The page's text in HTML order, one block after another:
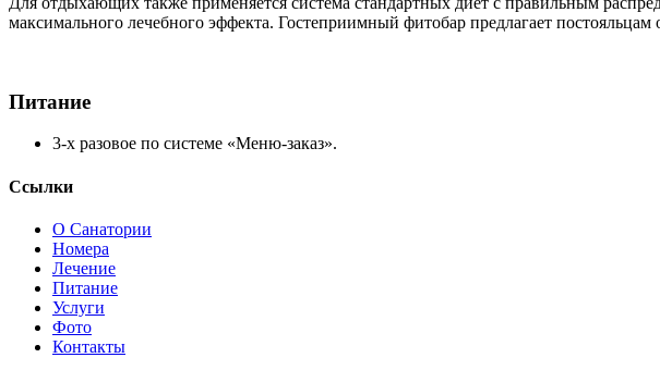
максимального лечебного эффекта. Гостеприимный фитобар предлагает
Питание
3-х разовое по системе «Меню-заказ».
Ссылки
О Санатории
Номера
Лечение
Питание
Услуги
Фото
Контакты